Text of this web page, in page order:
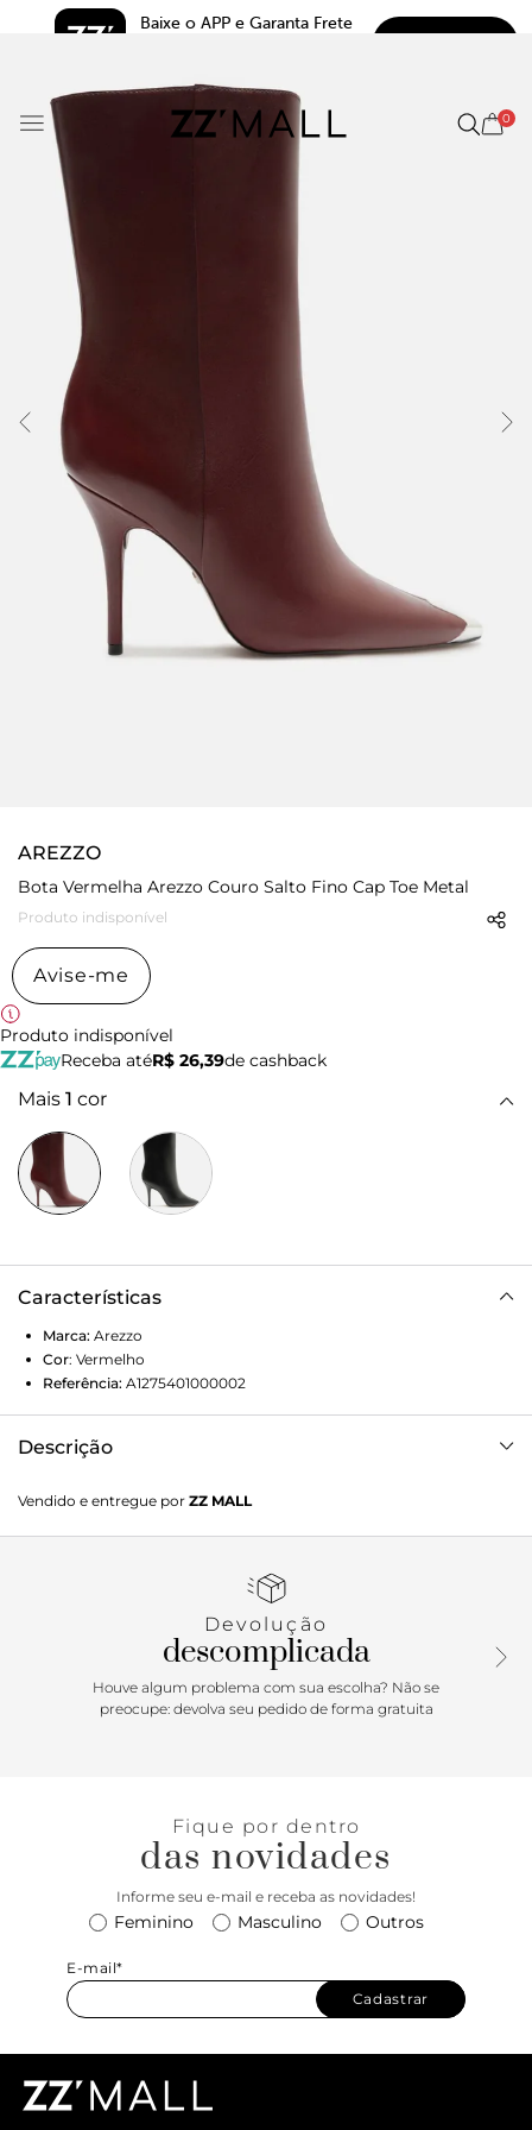
Baixe o APP e Garanta Frete
0
AREZZO
Bota Vermelha Arezzo Couro Salto Fino Cap Toe Metal
Produto indisponível
Avise-me
Produto indisponível
Receba atéR$ 26,39de cashback
Mais 1 cor
Características
Marca: Arezzo
Cor: Vermelho
Referência: A1275401000002
Descrição
fino, ponta fina e biqueira em metal. Traz cabedal ajustado
ao pé e fecho em zíper na lateral interna do cano.
Vendido e entregue por ZZ MALL
Devolução
descomplicada
Houve algum problema com sua escolha? Não se
preocupe: devolva seu pedido de forma gratuita
Fique por dentro
das novidades
Informe seu e-mail e receba as novidades!
Feminino Masculino Outros
E-mail*
Cadastrar